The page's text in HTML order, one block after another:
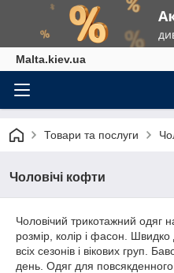
Malta.kiev.ua
Товари та послуги
Чоловічі кофти
Чоловічий трикотажний одяг
розмір, колір і фасон.
всіх сезонів і вікових груп.
день. Одяг для повсякденного